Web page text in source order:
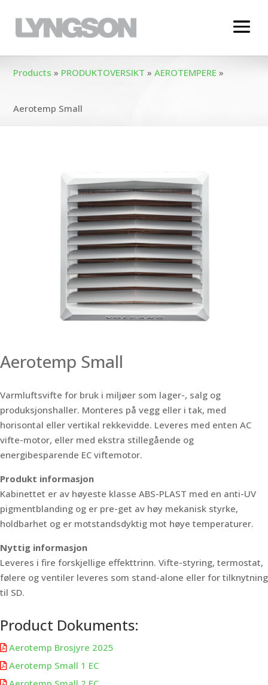
Products » PRODUKTOVERSIKT »AEROTEMPERE »
Aerotemp Small
Aerotemp Small
Varmluftsvifte for bruk i miljøer som lager-, salg og
produksjonshaller. Monteres på vegg eller i tak, med
horisontal eller vertikal rekkevidde. Leveres med enten AC
vifte-motor, eller med ekstra stillegående og
energibesparende EC viftemotor.
Produkt informasjon
Kabinettet er av høyeste klasse ABS-PLAST med en anti-UV
pigmentblanding og er pre-get av høy mekanisk styrke,
holdbarhet og er motstandsdyktig mot høye temperaturer.
Nyttig informasjon
Leveres i fire forskjellige effekttrinn. Vifte-styring, termostat,
følere og ventiler leveres som stand-alone eller for tilknytning
til SD.
Product Dokuments:
 Aerotemp Brosjyre 2025
 Aerotemp Small 1 EC